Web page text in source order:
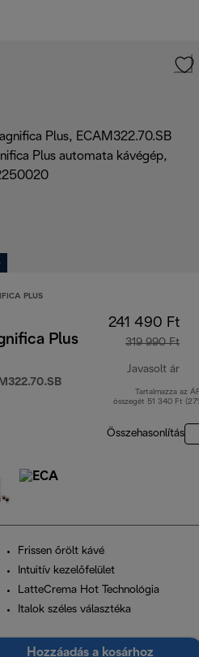
Ft
PLUS
Plus
241 490 Ft
319 990 Ft
Javasolt ár
Tartalmazza az
összegét 51 340 Ft
Összehasonlítás
Frissen őrölt kávé
Intuitív kezelőfelület
LatteCrema Hot Technológia
Italok széles választéka
Hozzáadás a kosárhoz